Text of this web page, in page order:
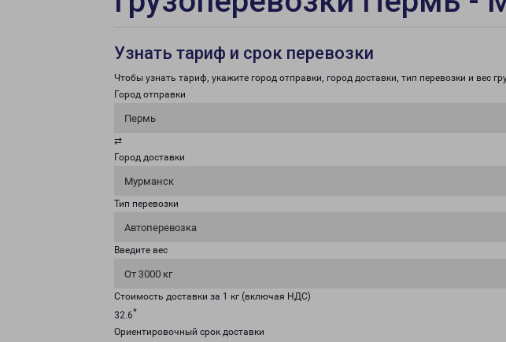
Узнать тариф и срок перевозки
Чтобы узнать тариф, укажите город отправки, город доставки, тип перевозки и вес
Город отправки
Пермь
⇄
Город доставки
Мурманск
Тип перевозки
Автоперевозка
Введите вес
От 3000 кг
Стоимость доставки за 1 кг (включая НДС)
32.6*
Ориентировочный срок доставки